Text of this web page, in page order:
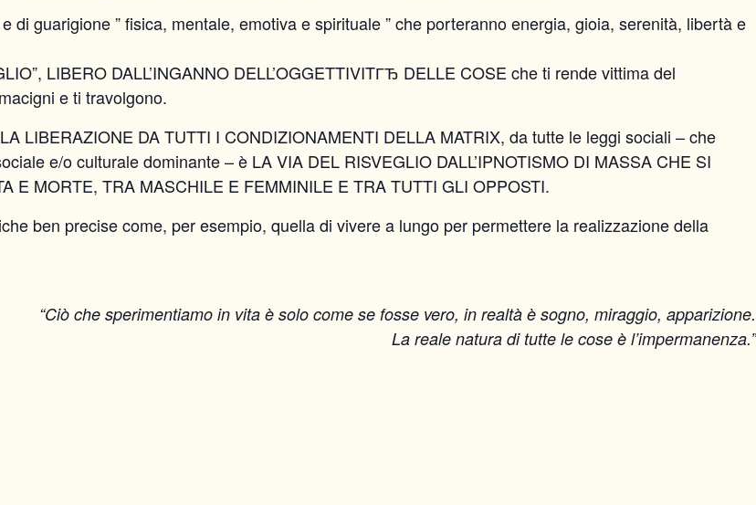
guarigione ” fisica, mentale, emotiva e spirituale ” che porteranno energia, gioia, serenità, libertà e
LIBERO DALL’INGANNO DELL’OGGETTIVITГЂ DELLE COSE che ti rende vittima del
e ti travolgono.
LIBERAZIONE DA TUTTI I CONDIZIONAMENTI DELLA MATRIX, da tutte le leggi sociali – che
e/o culturale dominante – è LA VIA DEL RISVEGLIO DALL’IPNOTISMO DI MASSA CHE SI
E MORTE, TRA MASCHILE E FEMMINILE E TRA TUTTI GLI OPPOSTI.
ben precise come, per esempio, quella di vivere a lungo per permettere la realizzazione della
“Ciò che sperimentiamo in vita è solo come se fosse vero, in realtà è sogno, miraggio, apparizione.
La reale natura di tutte le cose è l’impermanenza.”